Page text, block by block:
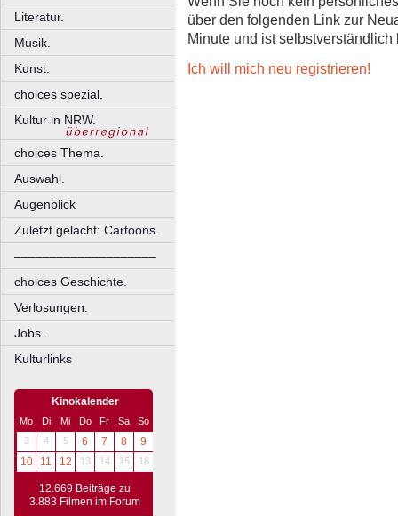
Literatur.
Musik.
Kunst.
choices spezial.
Kultur in NRW.
choices Thema.
Auswahl.
Augenblick
Zuletzt gelacht: Cartoons.
––––––––––––––––––––
choices Geschichte.
Verlosungen.
Jobs.
Kulturlinks
Kinokalender
Mo Di Mi Do Fr Sa
So
3
4 5 6 7 8
9
10
11 12 13 14 15 16
12.669 Beiträge zu
3.883 Filmen im Forum
über den folgenden Link zur
Minute und ist selbstverständlich
Ich will mich neu registrieren!